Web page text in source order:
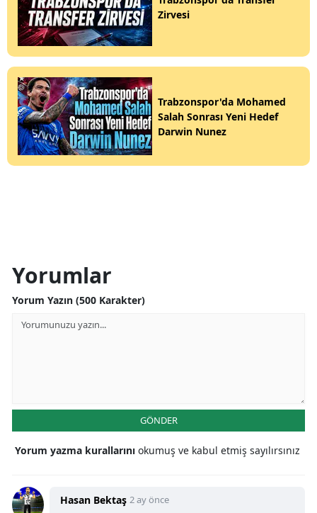
Zirvesi
Trabzonspor'da Mohamed
Salah Sonrası Yeni Hedef
Darwin Nunez
Yorumlar
Yorum Yazın (500 Karakter)
GÖNDER
Yorum yazma kurallarını okumuş ve kabul etmiş sayılırsınız
Hasan Bektaş 2 ay önce